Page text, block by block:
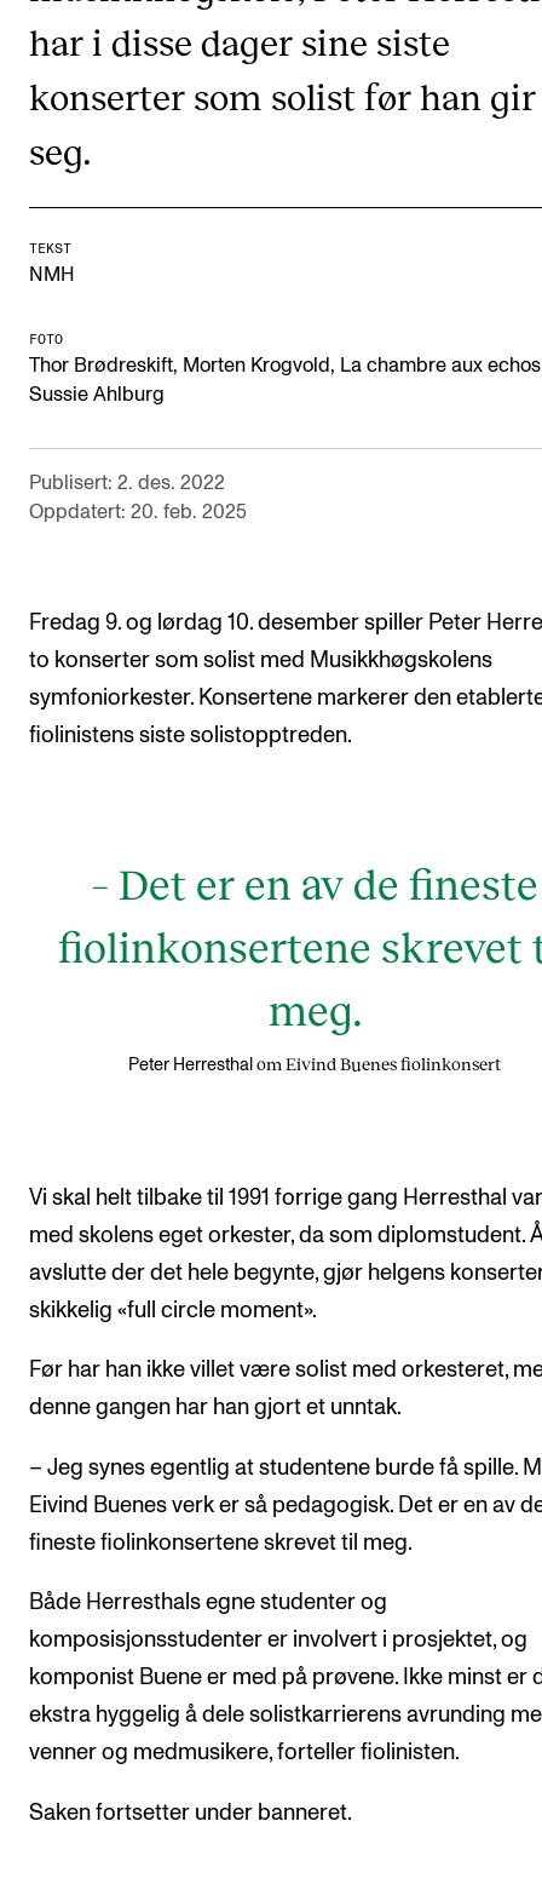
NordART
Prosjekter
Publikasjoner
Utveksling
Samarbeidsprosjekter
Nettverk
IN.TUNE
Nyheter og historier
Ledige stillinger
Finn ansatte
har i disse dager sine siste
konserter som solist før han gir
seg.
TEKST
NMH
FOTO
Thor Brødreskift, Morten Krogvold, La chambre aux
Sussie Ahlburg
Publisert: 2. des. 2022
Oppdatert: 20. feb. 2025
Fredag 9. og lørdag 10. desember spiller Peter
to konserter som solist med Musikkhøgskolens
symfoniorkester. Konsertene markerer den
fiolinistens siste solistopptreden.
– Det er en av de fineste
fiolinkonsertene skrevet
meg.
Peter Herresthal om Eivind Buenes fiolinkonsert
Vi skal helt tilbake til 1991 forrige gang Herresthal
med skolens eget orkester, da som diplomstudent.
avslutte der det hele begynte, gjør helgens
skikkelig «full circle moment».
Før har han ikke villet være solist med orkesteret,
denne gangen har han gjort et unntak.
– Jeg synes egentlig at studentene burde få spille.
Eivind Buenes verk er så pedagogisk. Det er en av
fineste fiolinkonsertene skrevet til meg.
Både Herresthals egne studenter og
komposisjonsstudenter er involvert i prosjektet, og
komponist Buene er med på prøvene. Ikke minst er
ekstra hyggelig å dele solistkarrierens avrunding
venner og medmusikere, forteller fiolinisten.
Saken fortsetter under banneret.